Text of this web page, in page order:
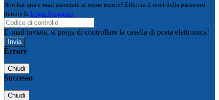
Non hai una e-mail associata al nome utente? Effettua il reset della password
tramite la Login Spaggiari
E-mail inviata, si prega di controllare la casella di posta elettronica!
Errore
Chiudi
Successo
Chiudi